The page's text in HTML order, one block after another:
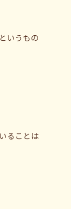
いうもの
ることは